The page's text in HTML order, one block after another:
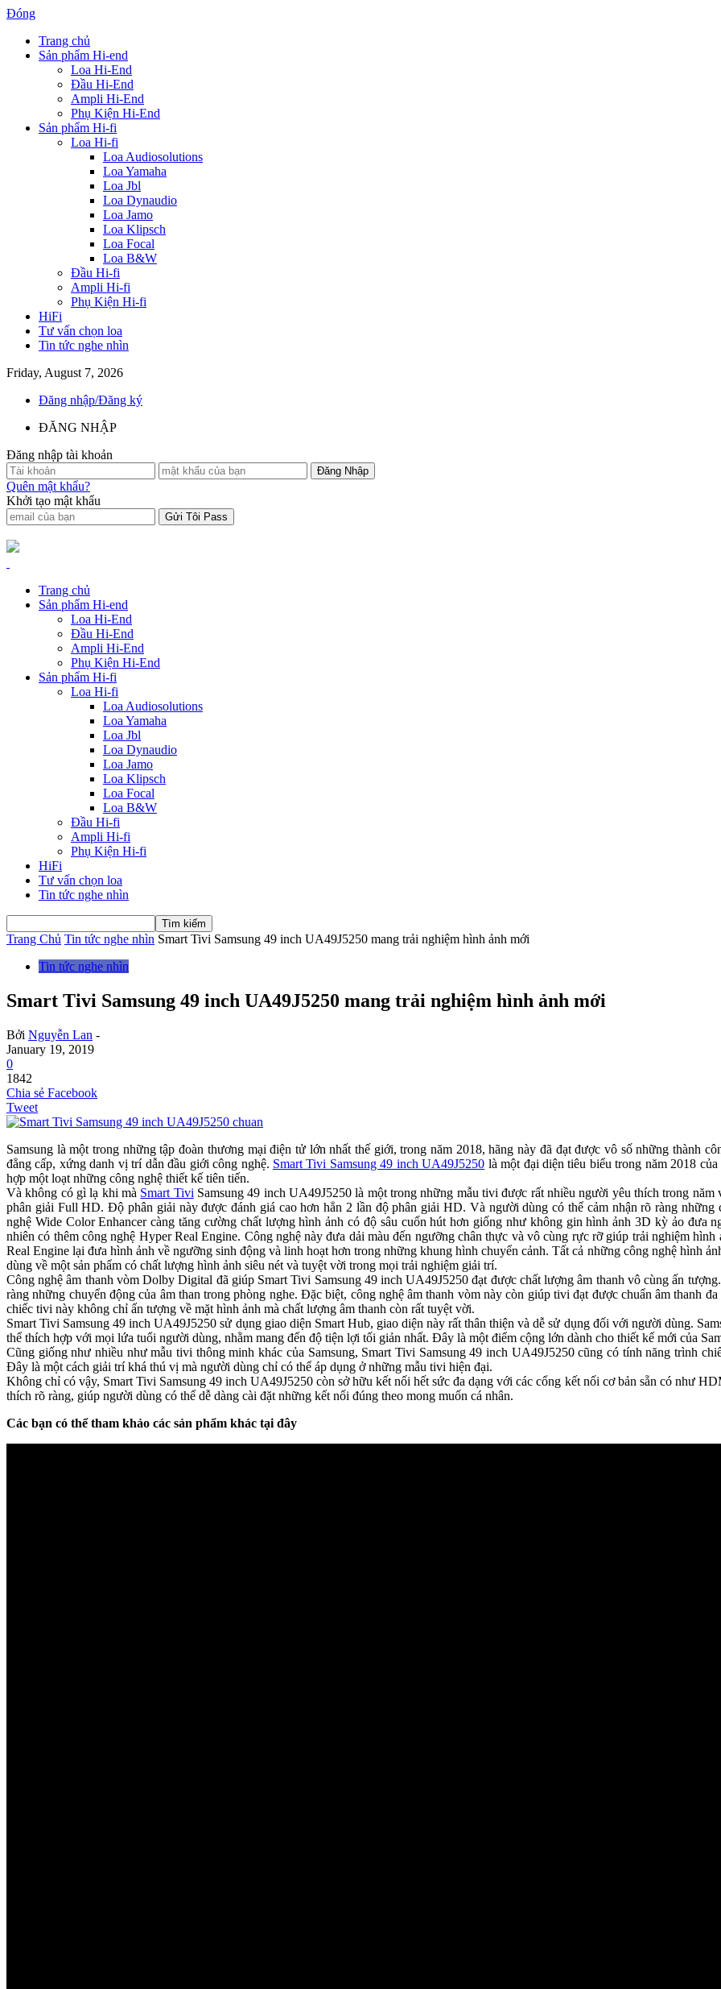
Đóng
Trang chủ
Sản phẩm Hi-end
Loa Hi-End
Đầu Hi-End
Ampli Hi-End
Phụ Kiện Hi-End
Sản phẩm Hi-fi
Loa Hi-fi
Loa Audiosolutions
Loa Yamaha
Loa Jbl
Loa Dynaudio
Loa Jamo
Loa Klipsch
Loa Focal
Loa B&W
Đầu Hi-fi
Ampli Hi-fi
Phụ Kiện Hi-fi
HiFi
Tư vấn chọn loa
Tin tức nghe nhìn
Friday, August 7, 2026
Đăng nhập/Đăng ký
ĐĂNG NHẬP
Đăng nhập tài khoản
Quên mật khẩu?
Khởi tạo mật khẩu
Trang chủ
Sản phẩm Hi-end
Loa Hi-End
Đầu Hi-End
Ampli Hi-End
Phụ Kiện Hi-End
Sản phẩm Hi-fi
Loa Hi-fi
Loa Audiosolutions
Loa Yamaha
Loa Jbl
Loa Dynaudio
Loa Jamo
Loa Klipsch
Loa Focal
Loa B&W
Đầu Hi-fi
Ampli Hi-fi
Phụ Kiện Hi-fi
HiFi
Tư vấn chọn loa
Tin tức nghe nhìn
Trang Chủ Tin tức nghe nhìn Smart Tivi Samsung 49 inch UA49J5250 mang trải nghiệm hình ảnh mới
Tin tức nghe nhìn
Smart Tivi Samsung 49 inch UA49J5250 mang trải nghiệm hình ảnh mới
Bởi Nguyễn Lan -
January 19, 2019
0
1842
Chia sẻ Facebook
Tweet
Samsung là một trong những tập đoàn thương mại điện tử lớn nhất thế giới, trong năm 2018, hãng này đã đạt được vô số những thành
đẳng cấp, xứng danh vị trí dẫn đầu giới công nghệ. Smart Tivi Samsung 49 inch UA49J5250 là một đại diện tiêu biểu trong năm 2018
hợp một loạt những công nghệ thiết kế tiên tiến.
Và không có gì lạ khi mà Smart Tivi Samsung 49 inch UA49J5250 là một trong những mẫu tivi được rất nhiều người yêu thích trong
phân giải Full HD. Độ phân giải này được đánh giá cao hơn hẳn 2 lần độ phân giải HD. Và người dùng có thể cảm nhận rõ ràng
nghệ Wide Color Enhancer càng tăng cường chất lượng hình ảnh có độ sâu cuốn hút hơn giống như không gin hình ảnh 3D kỳ ảo đưa
nhiên có thêm công nghệ Hyper Real Engine. Công nghệ này đưa dải màu đến ngưỡng chân thực và vô cùng rực rỡ giúp trải nghiệm
Real Engine lại đưa hình ảnh về ngưỡng sinh động và linh hoạt hơn trong những khung hình chuyển cảnh. Tất cả những công nghệ hình
dùng về một sản phẩm có chất lượng hình ảnh siêu nét và tuyệt vời trong mọi trải nghiệm giải trí.
Công nghệ âm thanh vòm Dolby Digital đã giúp Smart Tivi Samsung 49 inch UA49J5250 đạt được chất lượng âm thanh vô cùng ấn
ràng những chuyển động của âm than trong phòng nghe. Đặc biệt, công nghệ âm thanh vòm này còn giúp tivi đạt được chuẩn âm thanh
chiếc tivi này không chỉ ấn tượng về mặt hình ảnh mà chất lượng âm thanh còn rất tuyệt vời.
Smart Tivi Samsung 49 inch UA49J5250 sử dụng giao diện Smart Hub, giao diện này rất thân thiện và dễ sử dụng đối với người dùng.
thể thích hợp với mọi lứa tuổi người dùng, nhằm mang đến độ tiện lợi tối giản nhất. Đây là một điểm cộng lớn dành cho thiết kế mới của
Cũng giống như nhiều như mẫu tivi thông minh khác của Samsung, Smart Tivi Samsung 49 inch UA49J5250 cũng có tính năng trình
Đây là một cách giải trí khá thú vị mà người dùng chỉ có thể áp dụng ở những mẫu tivi hiện đại.
Không chỉ có vậy, Smart Tivi Samsung 49 inch UA49J5250 còn sở hữu kết nối hết sức đa dạng với các cổng kết nối cơ bản sẵn có như
thích rõ ràng, giúp người dùng có thể dễ dàng cài đặt những kết nối đúng theo mong muốn cá nhân.
Các bạn có thể tham khảo các sản phẩm khác tại đây